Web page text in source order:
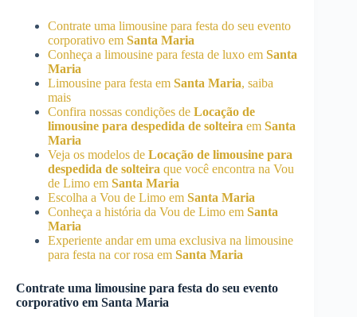
Contrate uma limousine para festa do seu evento
corporativo em Santa Maria
Conheça a limousine para festa de luxo em Santa
Maria
Limousine para festa em Santa Maria, saiba
mais
Confira nossas condições de Locação de
limousine para despedida de solteira em Santa
Maria
Veja os modelos de Locação de limousine para
despedida de solteira que você encontra na Vou
de Limo em Santa Maria
Escolha a Vou de Limo em Santa Maria
Conheça a história da Vou de Limo em Santa
Maria
Experiente andar em uma exclusiva na limousine
para festa na cor rosa em Santa Maria
Contrate uma limousine para festa do seu evento
corporativo em Santa Maria